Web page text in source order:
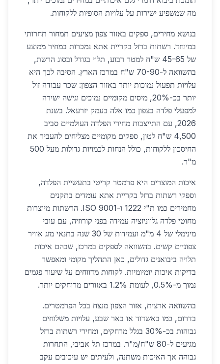
מה שמשפיע ישירות על עלויות הסופיות ללקוחות.
בנושא מחירים, ספקים באזור צפון מציעים תמחור תחרותי
במיוחד. רשתות ברזל בקריית אתא נמכרות במחיר ממוצע
של 45-65 ש"ח למטר רבוע, תלוי בגודל ובסוג הרשת,
בהשוואה ל-70-90 ש"ח במרכז הארץ. הסיבה לכך היא
עלויות תפעול נמוכות יותר באזור הצפון: שכר עבודה זול
יותר בכ-20%, מיסים מקומיים נמוכים וגישה ישירה
למפעלי פלדה בצפון כמו אלה בעמק יזרעאל. בשנת
2026, עם התייצבות מחירי הפלדה העולמיים סביב
4,500 ש"ח לטון, ספקים מקומיים מצליחים להעביר את
החיסכון ללקוחות, כולל הנחות לכמויות גדולות מעל 500
מ"ר.
איכות המוצרים היא פרמטר קריטי בתעשיית הפלדה,
וספקי רשתות ברזל בקריית אתא עומדים בתקנים
מחמירים כמו ת"י 1222 ו-ISO 9001. הרשתות מיוצרות
מחוטי פלדה גלווניזציה עמידה בפני קורוזיה, עם עובי
מינימלי של 4 מ"מ ועמידות של 30 שנה בתנאי מזג אוויר
צפוניים קשים. בהשוואה לספקים במרכז, שבהם איכות
תלויה ביבואנים גדולים, כאן התהליך מקומי ומאפשר
בדיקות איכות יומיומיות. לקוחות מדווחים על שיעור פגמים
נמוך מ-0.5%, לעומת 1.2% באזורים מרוחקים יותר.
בהשוואה ארצית, אזור הצפון מנצח בכל הפרמטרים.
בדרום, כמו באשדוד או באר שבע, עלויות משלוחים
גבוהות בכ-30% בגלל מרחקים, ומחירי רשתות ברזל
מגיעים ל-80 ש"ח/מ"ר. במרכז תל אביבי, התחרות
גבוהה אך האיכות משתנה, ולעיתים יש עיכובים עקב